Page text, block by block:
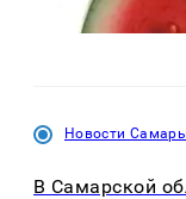
Новости
В Самарской